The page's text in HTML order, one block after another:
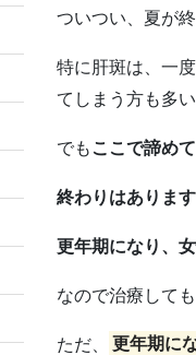
ついつい、夏が
特に肝斑は、一
てしまう方も多い
でも ここで諦め
終わりはあります
更年期になり、
なので治療して
ただ、
更年期に